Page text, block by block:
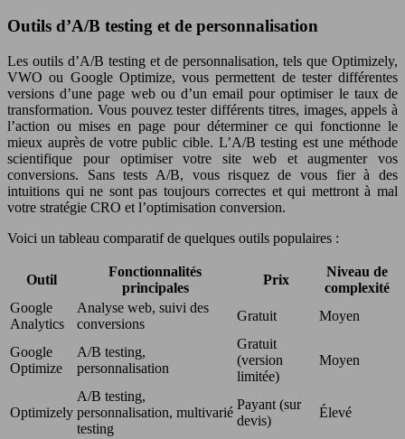
Outils d’A/B testing et de personnalisation
Les outils d’A/B testing et de personnalisation, tels que Optimizely,
VWO ou Google Optimize, vous permettent de tester différentes
versions d’une page web ou d’un email pour optimiser le taux de
transformation. Vous pouvez tester différents titres, images, appels à
l’action ou mises en page pour déterminer ce qui fonctionne le
mieux auprès de votre public cible. L’A/B testing est une méthode
scientifique pour optimiser votre site web et augmenter vos
conversions. Sans tests A/B, vous risquez de vous fier à des
intuitions qui ne sont pas toujours correctes et qui mettront à mal
votre stratégie CRO et l’optimisation conversion.
Voici un tableau comparatif de quelques outils populaires :
Outil
Fonctionnalités
principales
Prix
Niveau de
complexité
Google
Analytics
Analyse web, suivi des
conversions
Gratuit Moyen
Google
Optimize
A/B testing,
personnalisation
Gratuit
(version
limitée)
Moyen
Optimizely
A/B testing,
personnalisation, multivarié
testing
Payant (sur
devis)
Élevé